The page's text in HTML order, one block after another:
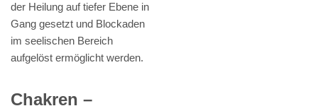
der Heilung auf tiefer Ebene in
Gang gesetzt und Blockaden
im seelischen Bereich
aufgelöst ermöglicht werden.
Chakren –